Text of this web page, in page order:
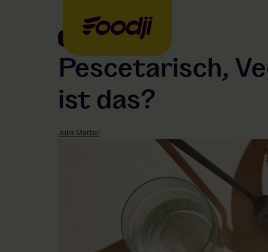
Pescetarisch,
ist das?
Julia Matter